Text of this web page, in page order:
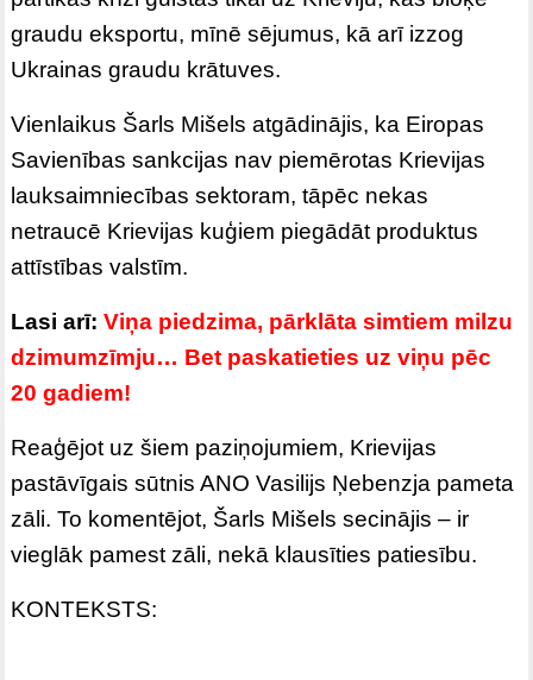
graudu eksportu, mīnē sējumus, kā arī izzog
Ukrainas graudu krātuves.
Vienlaikus Šarls Mišels atgādinājis, ka Eiropas
Savienības sankcijas nav piemērotas Krievijas
lauksaimniecības sektoram, tāpēc nekas
netraucē Krievijas kuģiem piegādāt produktus
attīstības valstīm.
Lasi arī:Viņa piedzima, pārklāta simtiem milzu
dzimumzīmju… Bet paskatieties uz viņu pēc
20 gadiem!
Reaģējot uz šiem paziņojumiem, Krievijas
pastāvīgais sūtnis ANO Vasilijs Ņebenzja pameta
zāli. To komentējot, Šarls Mišels secinājis – ir
vieglāk pamest zāli, nekā klausīties patiesību.
KONTEKSTS: